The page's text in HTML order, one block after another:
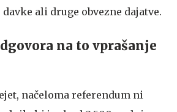
ali druge obvezne dajatve.
na to vprašanje
načeloma referendum ni